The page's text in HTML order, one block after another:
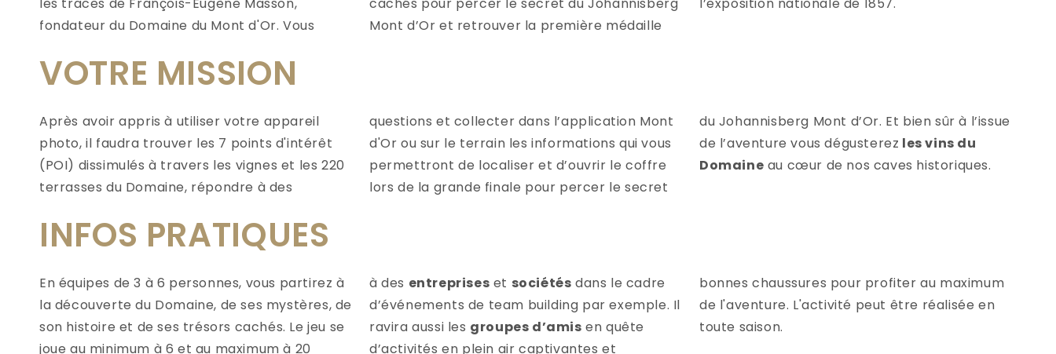
fondateur du Domaine du Mont d'Or. Vous
Mont d’Or et retrouver la première médaille
VOTRE MISSION
Après avoir appris à utiliser votre appareil
photo, il faudra trouver les 7 points d'intérêt
(POI) dissimulés à travers les vignes et les 220
terrasses du Domaine, répondre à des
questions et collecter dans l’application Mont
d'Or ou sur le terrain les informations qui vous
permettront de localiser et d’ouvrir le coffre
lors de la grande finale pour percer le secret
du Johannisberg Mont d’Or. Et bien sûr à l’issue
de l’aventure vous dégusterez les vins du
Domaine au cœur de nos caves historiques.
INFOS PRATIQUES
En équipes de 3 à 6 personnes, vous partirez à
la découverte du Domaine, de ses mystères, de
son histoire et de ses trésors cachés. Le jeu se
joue au minimum à 6 et au maximum à 20
à des entreprises et sociétés dans le cadre
d’événements de team building par exemple. Il
ravira aussi les groupes d’amis en quête
d’activités en plein air captivantes et
bonnes chaussures pour profiter au maximum
de l'aventure. L'activité peut être réalisée en
toute saison.